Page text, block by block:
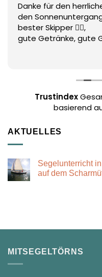
Danke für den
den
bester Skipper 👌🏻,
gute Getränke, gute
Trustindex
basierend
AKTUELLES
Segelunterricht
auf dem
–
auf
dem
MITSEGELTÖRNS